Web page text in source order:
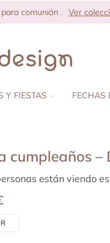
comunión . Ver
Y FIESTAS FECHAS
cumpleaños –
están viendo